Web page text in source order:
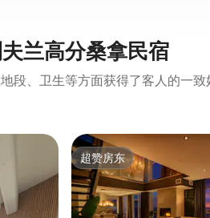
兰高分桑拿民宿
段、卫生等方面获得了客人的一致
超赞房东
超赞房东